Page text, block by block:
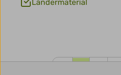
Ländermaterial